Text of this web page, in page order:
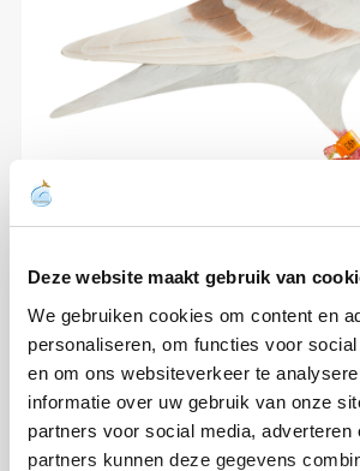
Deze website maakt gebruik van
We gebruiken cookies om content en
personaliseren, om functies voor
en om ons websiteverkeer te
informatie over uw gebruik van onze
partners voor social media, adverteren
partners kunnen deze gegevens